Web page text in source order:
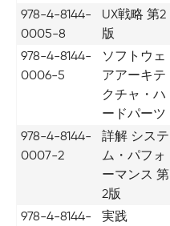
978-4-8144-
0005-8
UX戦略 第2
版
978-4-8144-
0006-5
ソフトウェ
アアーキテ
クチャ・ハ
ードパーツ
978-4-8144-
0007-2
詳解 システ
ム・パフォ
ーマンス 第
2版
978-4-8144-
実践